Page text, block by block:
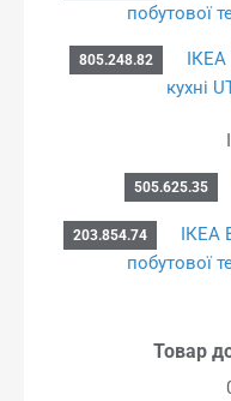
побутової
805.248.82
кухні
505.625.35
203.854.74
ІКЕА
побутової
Товар